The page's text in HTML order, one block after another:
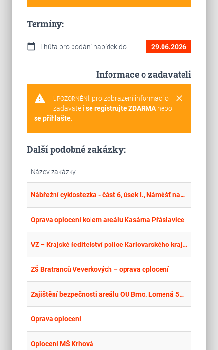
Termíny:
calendar_today Lhůta pro podání nabídek do: 29.06.2026
Informace o zadavateli
warning clear
UPOZORNĚNÍ: pro zobrazení informací o
zadavateli se registrujte ZDARMAnebo
se přihlašte.
Další podobné zakázky:
Název zakázky
Nábřežní cyklostezka - část 6, úsek I., Náměšť nad Oslavou
Oprava oplocení kolem areálu Kasárna Přáslavice
VZ – Krajské ředitelství police Karlovarského kraje, Závodní 386/100, 360 06 Karlovy Vary - OPRAVA OPLOCENÍ AREÁLU
ZŠ Bratranců Veverkových – oprava oplocení
Zajištění bezpečnosti areálu OU Brno, Lomená 530/44
Oprava oplocení
Oplocení MŠ Krhová